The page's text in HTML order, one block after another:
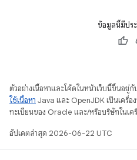
ข้อมูลนี้มีปร
ตัวอย่างเนื้อหาและโค้ดในหน้าเว็บนี้ขึ้นอยู่
ใช้เนื้อหา Java และ OpenJDK เป็นเครื่อ
ทะเบียนของ Oracle และ/หรือบริษัทในเค
อัปเดตล่าสุด 2026-06-22 UTC